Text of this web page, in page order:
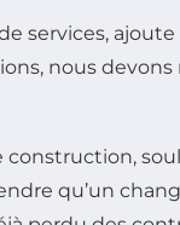
services,
nous
construction,
qu’un